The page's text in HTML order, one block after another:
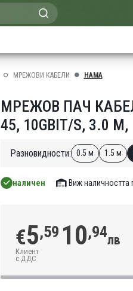
МРЕЖОВИ КАБЕЛИ HAMA
МРЕЖОВ ПАЧ КАБЕЛ
45, 10GBIT/S, 3.0
Разновидности: 0.5 м 1.5 м
наличен Виж наличността
€5,59 10,94лв
Клиент
с ДДС